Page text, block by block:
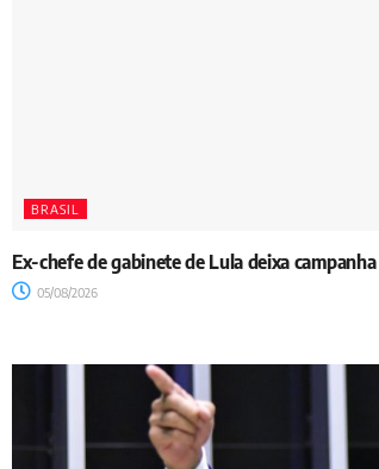
BRASIL
Ex-chefe de gabinete de Lula deixa
05/08/2026